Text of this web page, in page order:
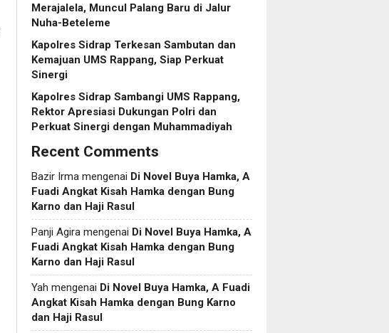
Merajalela, Muncul Palang Baru di Jalur
Nuha-Beteleme
Kapolres Sidrap Terkesan Sambutan dan
Kemajuan UMS Rappang, Siap Perkuat
Sinergi
Kapolres Sidrap Sambangi UMS Rappang,
Rektor Apresiasi Dukungan Polri dan
Perkuat Sinergi dengan Muhammadiyah
Recent Comments
Bazir Irma mengenai Di Novel Buya Hamka, A
Fuadi Angkat Kisah Hamka dengan Bung
Karno dan Haji Rasul
Panji Agira mengenai Di Novel Buya Hamka, A
Fuadi Angkat Kisah Hamka dengan Bung
Karno dan Haji Rasul
Yah mengenai Di Novel Buya Hamka, A Fuadi
Angkat Kisah Hamka dengan Bung Karno
dan Haji Rasul